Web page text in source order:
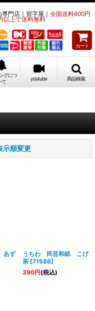
門店｜習字屋｜ 全国送料600円
上で送料無料
カート
グにつ
て
youtube 商品検索
示順変更
あず
うちわ 民芸和紙 こげ
茶 [71586]
390円(税込)